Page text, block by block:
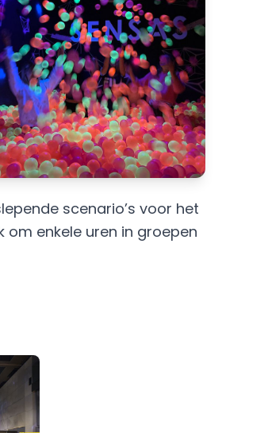
scenario’s voor het
enkele uren in groepen